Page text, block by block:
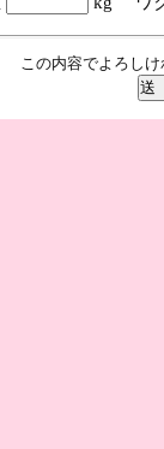
この内容でよろし